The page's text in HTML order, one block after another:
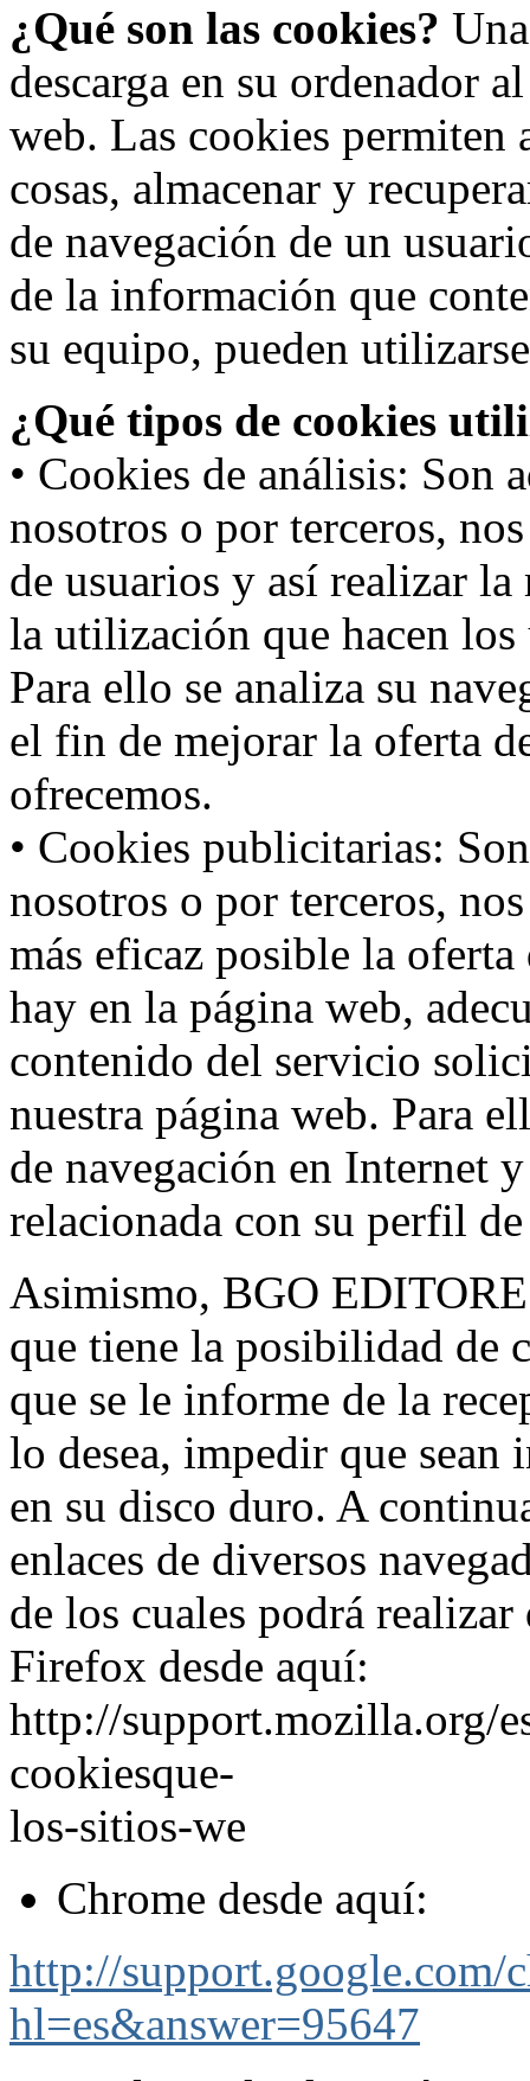
¿Qué son las cookies?
descarga en su ordenador
web. Las cookies permiten
cosas, almacenar y
de navegación de un
de la información que
su equipo, pueden
¿Qué tipos de cookies
• Cookies de análisis: Son
nosotros o por terceros,
de usuarios y así realizar
la utilización que hacen
Para ello se analiza su
el fin de mejorar la oferta
ofrecemos.
• Cookies publicitarias:
nosotros o por terceros,
más eficaz posible la
hay en la página web,
contenido del servicio
nuestra página web. Para
de navegación en Internet
relacionada con su perfil
Asimismo, BGO
que tiene la posibilidad de
que se le informe de la
lo desea, impedir que sean
en su disco duro. A
enlaces de diversos
de los cuales podrá
Firefox desde aquí:
http://support.mozilla.org/
cookiesque-
los-sitios-we
Chrome desde aquí:
http://support.google.com/
hl=es&answer=95647